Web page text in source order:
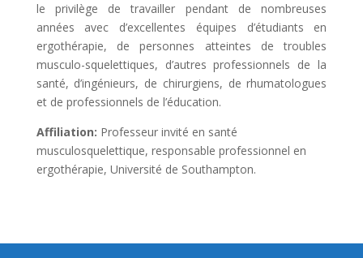
le privilège de travailler pendant de nombreuses
années avec d’excellentes équipes d’étudiants en
ergothérapie, de personnes atteintes de troubles
musculo-squelettiques, d’autres professionnels de la
santé, d’ingénieurs, de chirurgiens, de rhumatologues
et de professionnels de l’éducation.
Affiliation: Professeur invité en santé
musculosquelettique, responsable professionnel en
ergothérapie, Université de Southampton.